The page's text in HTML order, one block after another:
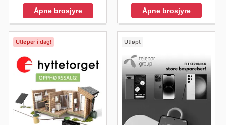
Åpne brosjyre Åpne brosjyre
Utløper i dag! Utløpt